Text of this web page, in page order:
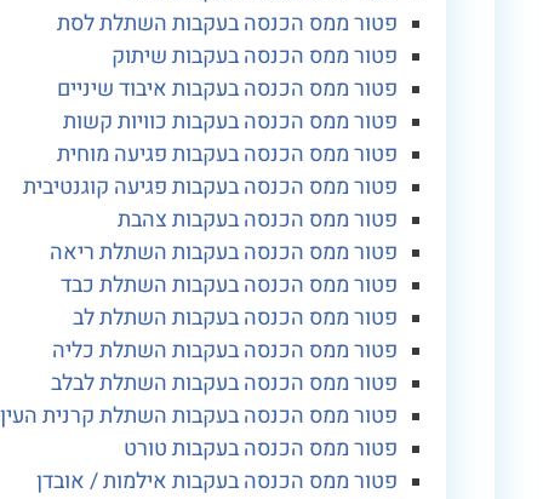
פטור ממס הכנסה בעקבות השתלת לסת
פטור ממס הכנסה בעקבות שיתוק
פטור ממס הכנסה בעקבות איבוד שיניים
פטור ממס הכנסה בעקבות כוויות קשות
פטור ממס הכנסה בעקבות פגיעה מוחית
פטור ממס הכנסה בעקבות פגיעה קוגנטיבית
פטור ממס הכנסה בעקבות צהבת
פטור ממס הכנסה בעקבות השתלת ריאה
פטור ממס הכנסה בעקבות השתלת כבד
פטור ממס הכנסה בעקבות השתלת לב
פטור ממס הכנסה בעקבות השתלת כליה
פטור ממס הכנסה בעקבות השתלת לבלב
פטור ממס הכנסה בעקבות השתלת קרנית העין
פטור ממס הכנסה בעקבות טורט
פטור ממס הכנסה בעקבות אילמות / אובדן